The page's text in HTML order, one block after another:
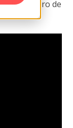
31 de enero de